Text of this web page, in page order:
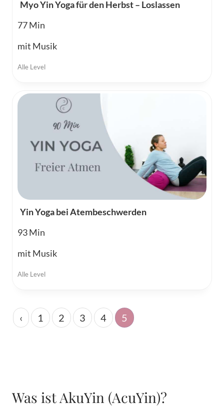
Myo Yin Yoga für den Herbst – Loslassen
77
mit Musik
Alle Level
Yin Yoga bei Atembeschwerden
93
mit Musik
Alle Level
‹ 1 2 3 4 5
Was ist AkuYin (AcuYin)?